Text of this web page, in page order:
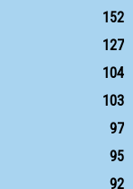
152
127
104
103
97
95
92